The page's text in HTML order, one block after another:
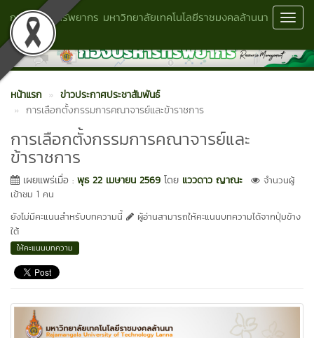
กองบริหารทรัพยากร มหาวิทยาลัยเทคโนโลยีราชมงคลล้านนา
พิษณุโลก
หน้าแรก
ข่าวประกาศประชาสัมพันธ์
การเลือกตั้งกรรมการคณาจารย์และข้าราชการ
การเลือกตั้งกรรมการคณาจารย์และ
ข้าราชการ
เผยแพร่เมื่อ : พุธ 22 เมษายน 2569 โดย แววดาว ญาณะ
จำนวนผู้
เข้าชม 1 คน
ยังไม่มีคะแนนสำหรับบทความนี้
ผู้อ่านสามารถให้คะแนนบทความได้จากปุ่มข้าง
ใต้
ให้คะแนนบทความ